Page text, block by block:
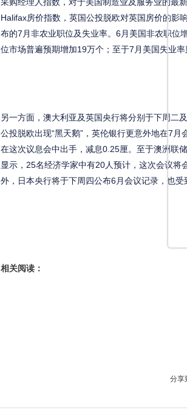
Halifax房价指数，英国公投脱欧对英国房价的影
布的7月非农业职位及失业率。6月美国非农职位
位市场普遍预期增加19万个；至于7月美国失业率
另一方面，澳大利亚及英国央行将分别于下周二
公投脱欧出现“黑天鹅”，英伦银行更意外地在7
在这次议息会中出手，减息0.25厘。至于澳洲联
显示，25名经济学家中有20人预计，这次会议
外，日本央行将于下周四公布6月会议记录，也受
相关阅读：
分享